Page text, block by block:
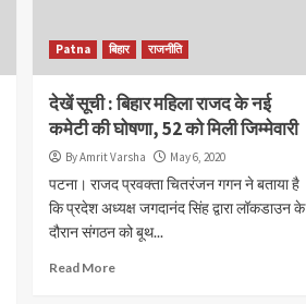
Patna बिहार राजनीति
देखें सूची : बिहार महिला राजद के नई
कमेटी की घोषणा, 52 को मिली जिम्मेवारी
By Amrit Varsha May 6, 2020
पटना। राजद प्रवक्ता चितरंजन गगन ने बताया है
कि प्रदेश अध्यक्ष जगदानंद सिंह द्वारा लॉकडाउन के
दौरान संगठन को बूथ...
Read More